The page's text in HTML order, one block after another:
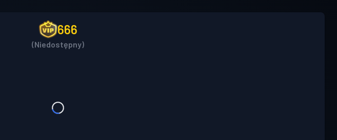
666
(Niedostępny)